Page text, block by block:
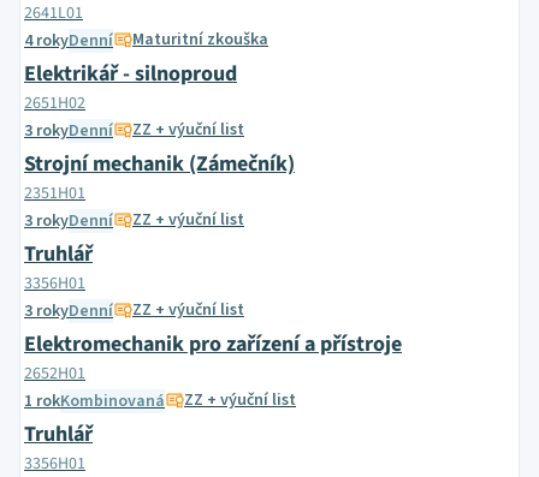
2641L01
4 rokyDenní Maturitní zkouška
Elektrikář - silnoproud
2651H02
3 rokyDenní ZZ + výuční list
Strojní mechanik (Zámečník)
2351H01
3 rokyDenní ZZ + výuční list
Truhlář
3356H01
3 rokyDenní ZZ + výuční list
Elektromechanik pro zařízení a přístroje
2652H01
1 rokKombinovaná ZZ + výuční list
Truhlář
3356H01